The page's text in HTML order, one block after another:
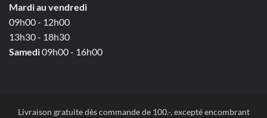
Mardi au vendredi
09h00 - 12h00
13h30 - 18h30
Samedi09h00 - 16h00
Livraison gratuite dès commande de 100.-, excepté encombrant